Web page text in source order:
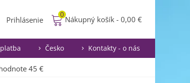
Prihlásenie
0
Nákupný košík - 0,00 €
Česko Kontakty - o nás
45 €